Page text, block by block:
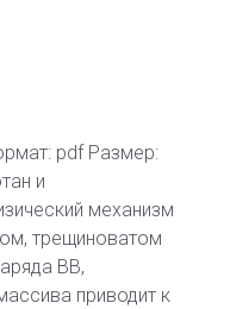
pdf Размер:
и
механизм
трещиноватом
ВВ,
приводит к